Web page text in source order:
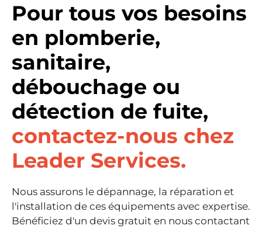
Pour tous vos besoins
en plomberie,
sanitaire,
débouchage ou
détection de fuite,
contactez-nous chez
Leader Services.
Nous assurons le dépannage, la réparation et
l'installation de ces équipements avec expertise.
Bénéficiez d'un devis gratuit en nous contactant